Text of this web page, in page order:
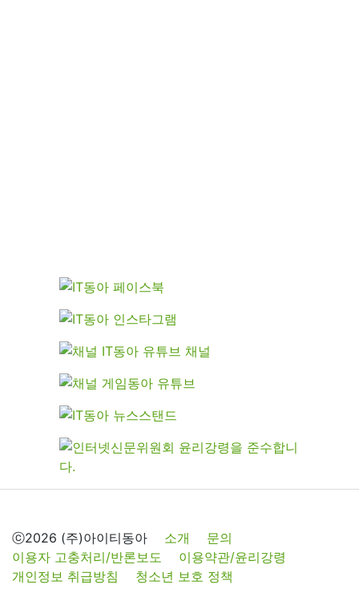
ⓒ2026 (주)아이티동아 소개
문의
이용자 고충처리/반론보도
이용약관/윤리강령
개인정보 취급방침
청소년 보호 정책